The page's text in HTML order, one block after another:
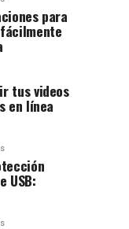
para
tus videos
en línea
USB: